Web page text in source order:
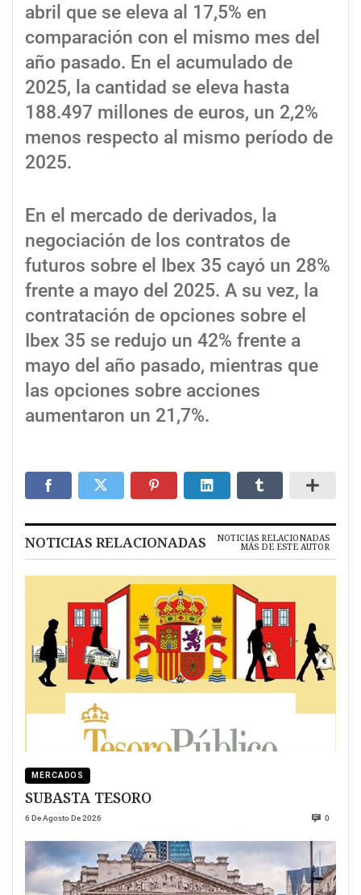
abril que se eleva al 17,5% en
comparación con el mismo mes del
año pasado. En el acumulado de
2025, la cantidad se eleva hasta
188.497 millones de euros, un 2,2%
menos respecto al mismo período de
2025.
En el mercado de derivados, la
negociación de los contratos de
futuros sobre el Ibex 35 cayó un 28%
frente a mayo del 2025. A su vez, la
contratación de opciones sobre el
Ibex 35 se redujo un 42% frente a
mayo del año pasado, mientras que
las opciones sobre acciones
aumentaron un 21,7%.
NOTICIAS RELACIONADAS NOTICIAS RELACIONADAS
MÁS DE ESTE AUTOR
MERCADOS
SUBASTA TESORO
6 De Agosto De 2026 0